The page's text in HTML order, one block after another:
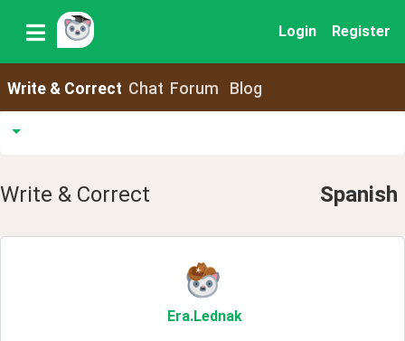
Login Register
Write & Correct Chat Forum Blog
Write & Correct Spanish
Era.Lednak